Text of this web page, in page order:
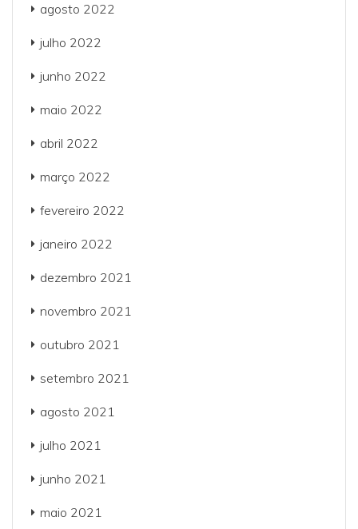
agosto 2022
julho 2022
junho 2022
maio 2022
abril 2022
março 2022
fevereiro 2022
janeiro 2022
dezembro 2021
novembro 2021
outubro 2021
setembro 2021
agosto 2021
julho 2021
junho 2021
maio 2021